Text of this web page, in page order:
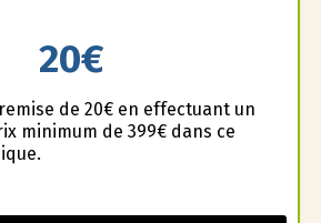
20€
de 20€ en effectuant un
minimum de 399€ dans ce